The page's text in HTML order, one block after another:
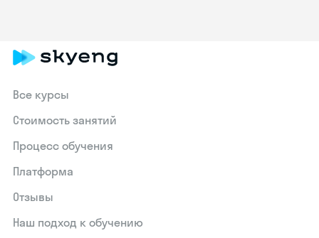
Все курсы
Стоимость занятий
Процесс обучения
Платформа
Отзывы
Наш подход к обучению